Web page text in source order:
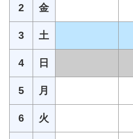
2 金
3 土
4 日
5 月
6 火